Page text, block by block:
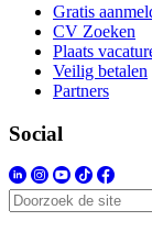
Gratis
CV Zoeken
Plaats
Veilig betalen
Partners
Social